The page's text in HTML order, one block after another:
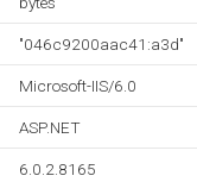
"046c9200aac41:a3d"
Microsoft-IIS/6.0
ASP.NET
6.0.2.8165